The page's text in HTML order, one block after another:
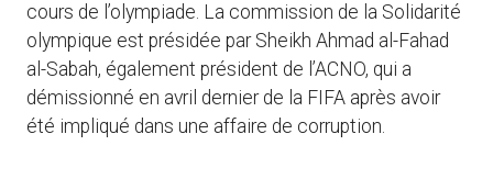
cours de l’olympiade. La commission de la Solidarité
olympique est présidée par Sheikh Ahmad al-Fahad
al-Sabah, également président de l’ACNO, qui a
démissionné en avril dernier de la FIFA après avoir
été impliqué dans une affaire de corruption.